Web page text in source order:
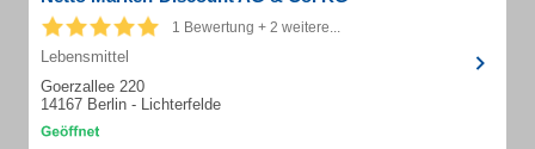
1 Bewertung + 2 weitere...
Lebensmittel
Goerzallee 220
14167 Berlin - Lichterfelde